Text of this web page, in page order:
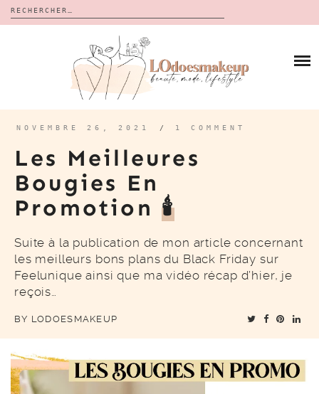
Rechercher :
CALENDRIERS DE L’AVENT
BON PLAN
À PROPOS
CONTACT
NOVEMBRE 26, 2021 / 1 COMMENT
Les Meilleures
Bougies En
Promotion 🕯️
Suite à la publication de mon article concernant
les meilleurs bons plans du Black Friday sur
Feelunique ainsi que ma vidéo récap d’hier, je
reçois…
BY LODOESMAKEUP